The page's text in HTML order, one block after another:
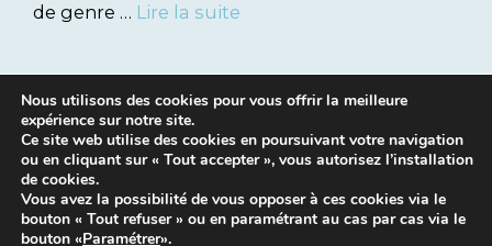
de genre … Lire la suite
Mentions légales
Nous utilisons des cookies pour vous offrir la meilleure
expérience sur notre site.
Ce site web utilise des cookies en poursuivant votre navigation
ou en cliquant sur « Tout accepter », vous autorisez l’installation
de cookies.
Vous avez la possibilité de vous opposer à ces cookies via le
bouton « Tout refuser » ou en paramétrant au cas par cas via le
bouton «Paramétrer».